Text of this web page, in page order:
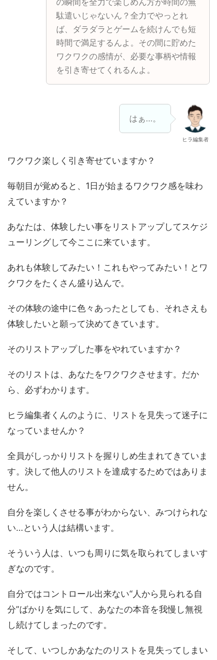
の瞬間を全力で楽しめん方が時間の無
駄遣いじゃないん？全力でやっとれ
ば、ダラダラとゲームを続けんでも短
時間で満足するんよ。その間に貯めた
ワクワクの感情が、必要な事柄や情報
を引き寄せてくれるんよ。
はぁ…。
ヒラ編集者
ワクワク楽しく引き寄せていますか？
毎朝目が覚めると、1日が始まるワクワク感を味わ
えていますか？
あなたは、体験したい事をリストアップしてスケジ
ューリングして今ここに来ています。
あれも体験してみたい！これもやってみたい！とワ
クワクをたくさん盛り込んで。
その体験の途中に色々あったとしても、それさえも
体験したいと願って決めてきています。
そのリストアップした事をやれていますか？
そのリストは、あなたをワクワクさせます。だか
ら、必ずわかります。
ヒラ編集者くんのように、リストを見失って迷子に
なっていませんか？
全員がしっかりリストを握りしめ生まれてきていま
す。決して他人のリストを達成するためではありま
せん。
自分を楽しくさせる事がわからない、みつけられな
い…という人は結構います。
そういう人は、いつも周りに気を取られてしまいす
ぎなのです。
自分ではコントロール出来ない“人から見られる自
分”ばかりを気にして、あなたの本音を我慢し無視
し続けてしまったのです。
そして、いつしかあなたのリストを見失ってしまい